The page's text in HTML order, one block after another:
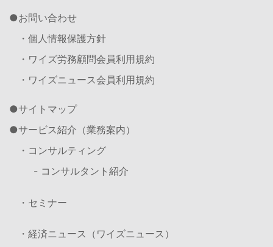
お問い合わせ
・個人情報保護方針
・ワイズ労務顧問会員利用規約
・ワイズニュース会員利用規約
サイトマップ
サービス紹介（業務案内）
・コンサルティング
- コンサルタント紹介
・セミナー
・経済ニュース（ワイズニュース）